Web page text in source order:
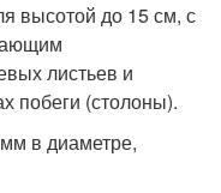
высотой до 15 см, с
листьев и
побеги (столоны).
в диаметре,